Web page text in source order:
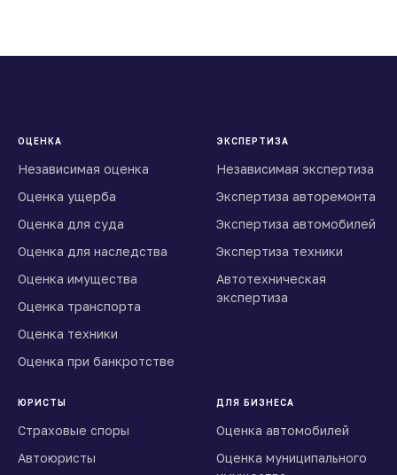
ОЦЕНКА
Независимая оценка
Оценка ущерба
Оценка для суда
Оценка для наследства
Оценка имущества
Оценка транспорта
Оценка техники
Оценка при банкротстве
ЭКСПЕРТИЗА
Независимая экспертиза
Экспертиза авторемонта
Экспертиза автомобилей
Экспертиза техники
Автотехническая
экспертиза
ЮРИСТЫ
Страховые споры
Автоюристы
ДЛЯ БИЗНЕСА
Оценка автомобилей
Оценка муниципального